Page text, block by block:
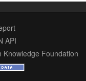
API
Knowledge Foundation